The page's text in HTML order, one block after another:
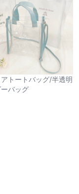
トートバッグ/半透明
バッグ